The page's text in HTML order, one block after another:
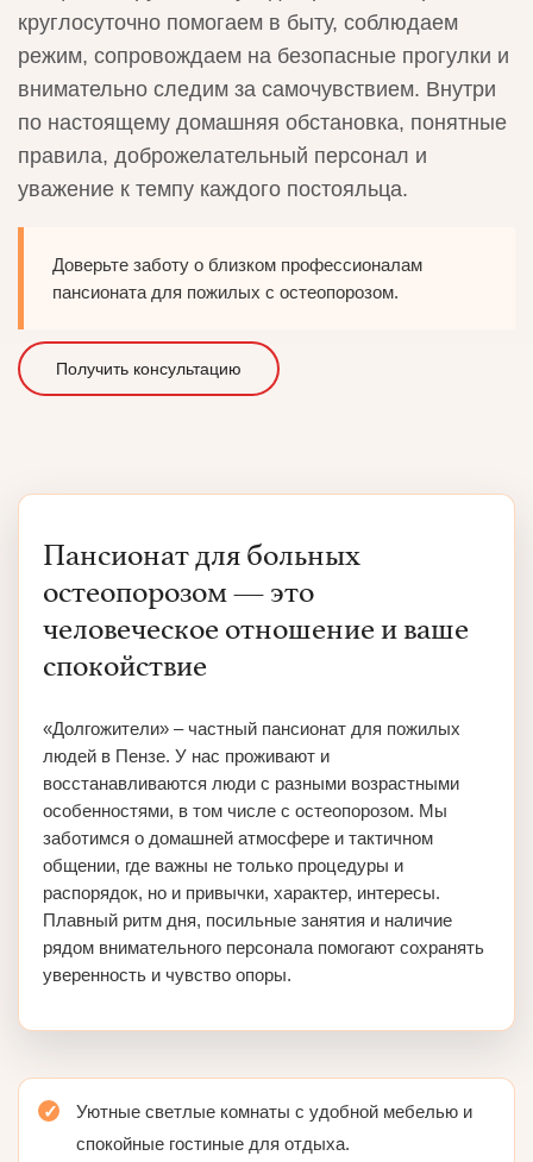
круглосуточно помогаем в быту, соблюдаем
режим, сопровождаем на безопасные прогулки и
внимательно следим за самочувствием. Внутри
по настоящему домашняя обстановка, понятные
правила, доброжелательный персонал и
уважение к темпу каждого постояльца.
Доверьте заботу о близком профессионалам
пансионата для пожилых с остеопорозом.
Получить консультацию
Пансионат для больных
остеопорозом — это
человеческое отношение и ваше
спокойствие
«Долгожители» – частный пансионат для пожилых
людей в Пензе. У нас проживают и
восстанавливаются люди с разными возрастными
особенностями, в том числе с остеопорозом. Мы
заботимся о домашней атмосфере и тактичном
общении, где важны не только процедуры и
распорядок, но и привычки, характер, интересы.
Плавный ритм дня, посильные занятия и наличие
рядом внимательного персонала помогают сохранять
уверенность и чувство опоры.
Уютные светлые комнаты с удобной мебелью и
спокойные гостиные для отдыха.